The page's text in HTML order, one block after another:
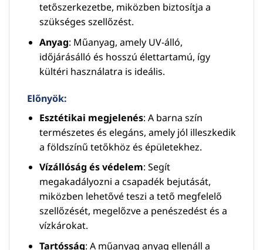
tetőszerkezetbe, miközben biztosítja a
szükséges szellőzést.
Anyag: Műanyag, amely UV-álló,
időjárásálló és hosszú élettartamú, így
kültéri használatra is ideális.
Előnyök:
Esztétikai megjelenés: A barna szín
természetes és elegáns, amely jól illeszkedik
a földszínű tetőkhöz és épületekhez.
Vízállóság és védelem: Segít
megakadályozni a csapadék bejutását,
miközben lehetővé teszi a tető megfelelő
szellőzését, megelőzve a penészedést és a
vízkárokat.
Tartósság: A műanyag anyag ellenáll a